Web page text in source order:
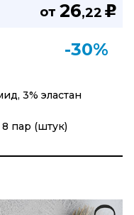
от 26,22 u
-30%
3% эластан
пар (штук)